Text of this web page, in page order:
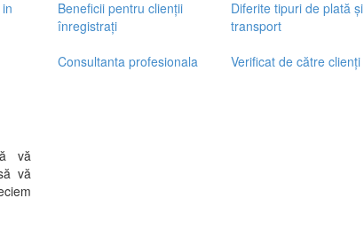
Beneficii pentru clienții
înregistrați
Diferite tipuri de plată și
transport
Consultanta profesionala Verificat de către clienți
vă
vă